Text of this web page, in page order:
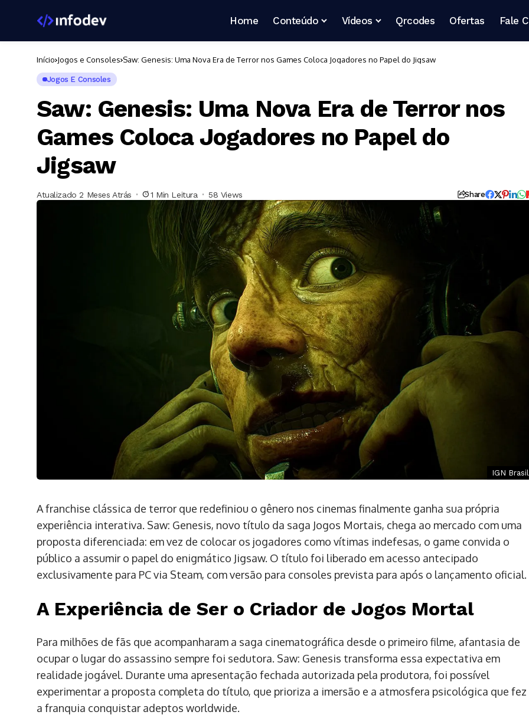
Home Conteúdo Vídeos Qrcodes Ofertas Fale
Início Jogos e Consoles Saw: Genesis: Uma Nova Era de Terror nos Games Coloca Jogadores no Papel do Jigsaw
Jogos E Consoles
Saw: Genesis: Uma Nova Era de Terror nos
Games Coloca Jogadores no Papel do
Jigsaw
Atualizado 2 Meses Atrás 1 Min Leitura 58 Views Share
IGN Brasil
A franchise clássica de terror que redefiniou o gênero nos cinemas finalmente ganha sua própria
experiência interativa. Saw: Genesis, novo título da saga Jogos Mortais, chega ao mercado com uma
proposta diferenciada: em vez de colocar os jogadores como vítimas indefesas, o game convida o
público a assumir o papel do enigmático Jigsaw. O título foi liberado em acesso antecipado
exclusivamente para PC via Steam, com versão para consoles prevista para após o lançamento oficial.
A Experiência de Ser o Criador de Jogos Mortal
Para milhões de fãs que acompanharam a saga cinematográfica desde o primeiro filme, afantasia de
ocupar o lugar do assassino sempre foi sedutora. Saw: Genesis transforma essa expectativa em
realidade jogável. Durante uma apresentação fechada autorizada pela produtora, foi possível
experimentar a proposta completa do título, que prioriza a imersão e a atmosfera psicológica que fez
a franquia conquistar adeptos worldwide.